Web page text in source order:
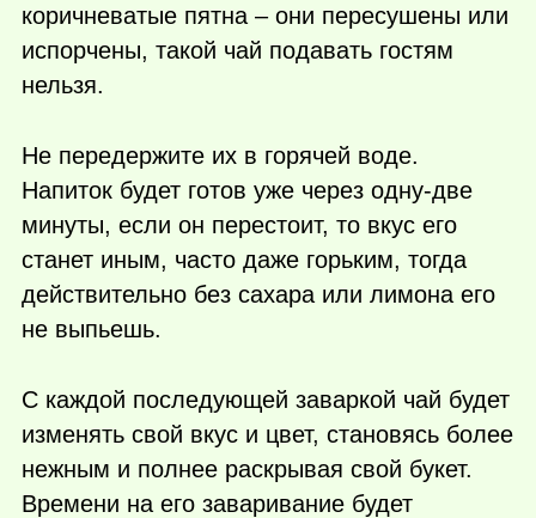
коричневатые пятна – они пересушены или
испорчены, такой чай подавать гостям
нельзя.
Не передержите их в горячей воде.
Напиток будет готов уже через одну-две
минуты, если он перестоит, то вкус его
станет иным, часто даже горьким, тогда
действительно без сахара или лимона его
не выпьешь.
С каждой последующей заваркой чай будет
изменять свой вкус и цвет, становясь более
нежным и полнее раскрывая свой букет.
Времени на его заваривание будет